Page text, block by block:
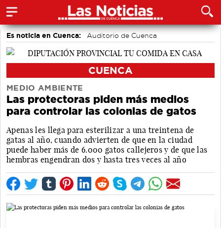
Es noticia en Cuenca: Auditorio de Cuenca
CUENCA
MEDIO AMBIENTE
Las protectoras piden más medios
para controlar las colonias de gatos
Apenas les llega para esterilizar a una treintena de
gatas al año, cuando advierten de que en la ciudad
puede haber más de 6.000 gatos callejeros y de que las
hembras engendran dos y hasta tres veces al año